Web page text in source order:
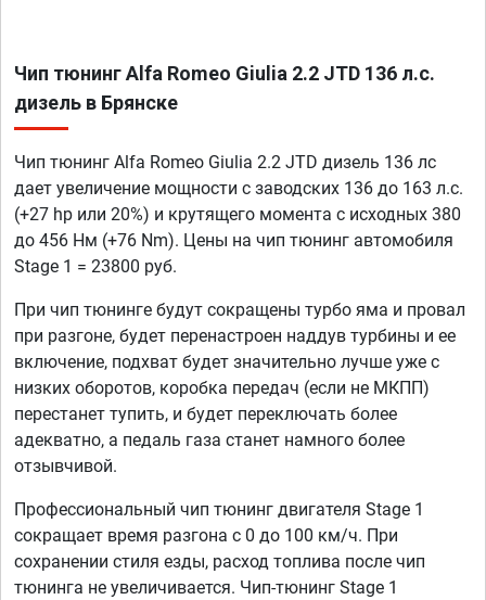
Чип тюнинг Alfa Romeo Giulia 2.2 JTD 136 л.с.
дизель в Брянске
Чип тюнинг Alfa Romeo Giulia 2.2 JTD дизель 136 лс
дает увеличение мощности с заводских 136 до 163 л.с.
(+27 hp или 20%) и крутящего момента с исходных 380
до 456 Нм (+76 Nm). Цены на чип тюнинг автомобиля
Stage 1 = 23800 руб.
При чип тюнинге будут сокращены турбо яма и провал
при разгоне, будет перенастроен наддув турбины и ее
включение, подхват будет значительно лучше уже с
низких оборотов, коробка передач (если не МКПП)
перестанет тупить, и будет переключать более
адекватно, а педаль газа станет намного более
отзывчивой.
Профессиональный чип тюнинг двигателя Stage 1
сокращает время разгона с 0 до 100 км/ч. При
сохранении стиля езды, расход топлива после чип
тюнинга не увеличивается. Чип-тюнинг Stage 1